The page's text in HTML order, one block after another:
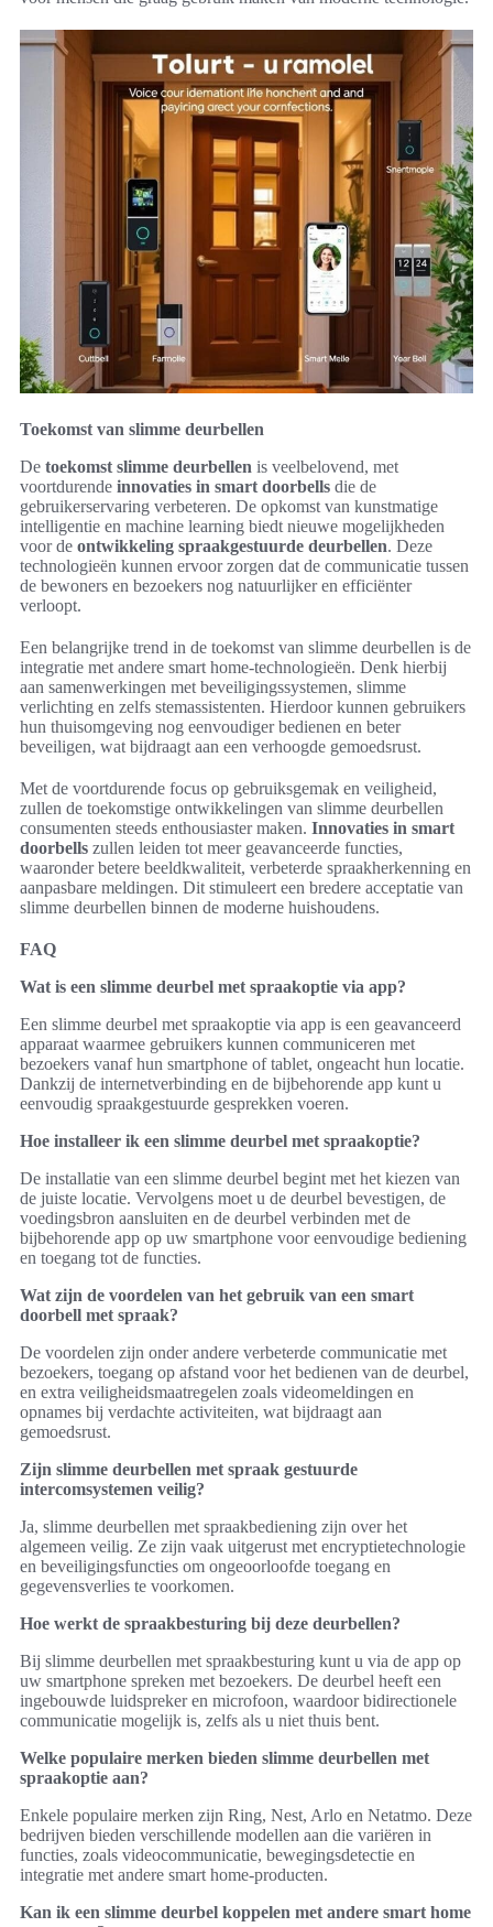
Toekomst van slimme deurbellen
De toekomst slimme deurbellen is veelbelovend, met
voortdurende innovaties in smart doorbells die de
gebruikerservaring verbeteren. De opkomst van kunstmatige
intelligentie en machine learning biedt nieuwe mogelijkheden
voor de ontwikkeling spraakgestuurde deurbellen. Deze
technologieën kunnen ervoor zorgen dat de communicatie tussen
de bewoners en bezoekers nog natuurlijker en efficiënter
verloopt.
Een belangrijke trend in de toekomst van slimme deurbellen is de
integratie met andere smart home-technologieën. Denk hierbij
aan samenwerkingen met beveiligingssystemen, slimme
verlichting en zelfs stemassistenten. Hierdoor kunnen gebruikers
hun thuisomgeving nog eenvoudiger bedienen en beter
beveiligen, wat bijdraagt aan een verhoogde gemoedsrust.
Met de voortdurende focus op gebruiksgemak en veiligheid,
zullen de toekomstige ontwikkelingen van slimme deurbellen
consumenten steeds enthousiaster maken. Innovaties in smart
doorbells zullen leiden tot meer geavanceerde functies,
waaronder betere beeldkwaliteit, verbeterde spraakherkenning en
aanpasbare meldingen. Dit stimuleert een bredere acceptatie van
slimme deurbellen binnen de moderne huishoudens.
FAQ
Wat is een slimme deurbel met spraakoptie via app?
Een slimme deurbel met spraakoptie via app is een geavanceerd
apparaat waarmee gebruikers kunnen communiceren met
bezoekers vanaf hun smartphone of tablet, ongeacht hun locatie.
Dankzij de internetverbinding en de bijbehorende app kunt u
eenvoudig spraakgestuurde gesprekken voeren.
Hoe installeer ik een slimme deurbel met spraakoptie?
De installatie van een slimme deurbel begint met het kiezen van
de juiste locatie. Vervolgens moet u de deurbel bevestigen, de
voedingsbron aansluiten en de deurbel verbinden met de
bijbehorende app op uw smartphone voor eenvoudige bediening
en toegang tot de functies.
Wat zijn de voordelen van het gebruik van een smart
doorbell met spraak?
De voordelen zijn onder andere verbeterde communicatie met
bezoekers, toegang op afstand voor het bedienen van de deurbel,
en extra veiligheidsmaatregelen zoals videomeldingen en
opnames bij verdachte activiteiten, wat bijdraagt aan
gemoedsrust.
Zijn slimme deurbellen met spraak gestuurde
intercomsystemen veilig?
Ja, slimme deurbellen met spraakbediening zijn over het
algemeen veilig. Ze zijn vaak uitgerust met encryptietechnologie
en beveiligingsfuncties om ongeoorloofde toegang en
gegevensverlies te voorkomen.
Hoe werkt de spraakbesturing bij deze deurbellen?
Bij slimme deurbellen met spraakbesturing kunt u via de app op
uw smartphone spreken met bezoekers. De deurbel heeft een
ingebouwde luidspreker en microfoon, waardoor bidirectionele
communicatie mogelijk is, zelfs als u niet thuis bent.
Welke populaire merken bieden slimme deurbellen met
spraakoptie aan?
Enkele populaire merken zijn Ring, Nest, Arlo en Netatmo. Deze
bedrijven bieden verschillende modellen aan die variëren in
functies, zoals videocommunicatie, bewegingsdetectie en
integratie met andere smart home-producten.
Kan ik een slimme deurbel koppelen met andere smart home